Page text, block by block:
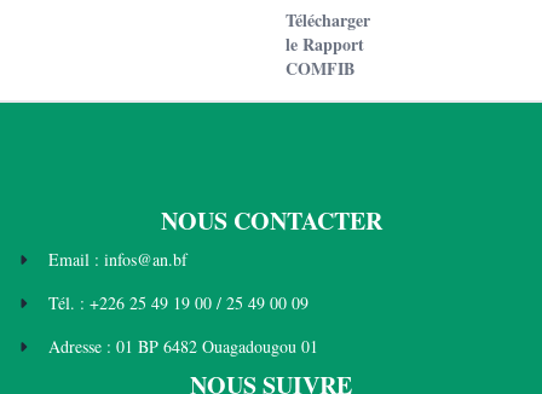
Télécharger
le Rapport
COMFIB
NOUS CONTACTER
Email : infos@an.bf
Tél. : +226 25 49 19 00 / 25 49 00 09
Adresse : 01 BP 6482 Ouagadougou 01
NOUS SUIVRE